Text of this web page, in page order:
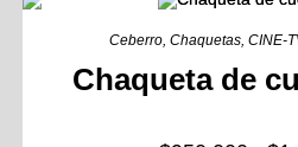
Ceberro, Chaquetas, CINE-
Chaqueta de